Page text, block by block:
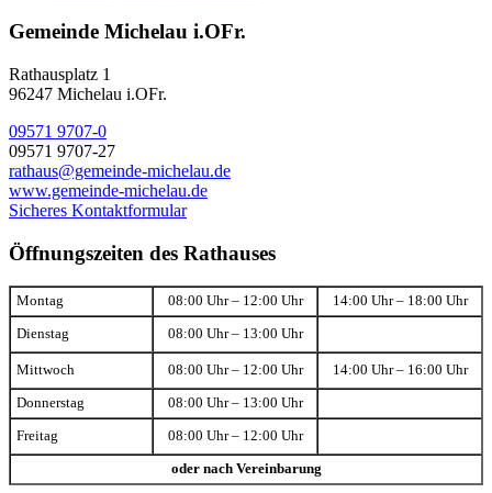
Gemeinde Michelau i.OFr.
Rathausplatz 1
96247 Michelau i.OFr.
09571 9707-0
09571 9707-27
rathaus@gemeinde-michelau.de
www.gemeinde-michelau.de
Sicheres Kontaktformular
Öffnungszeiten des Rathauses
Montag 08:00 Uhr – 12:00 Uhr 14:00 Uhr – 18:00 Uhr
Dienstag 08:00 Uhr – 13:00 Uhr
Mittwoch 08:00 Uhr – 12:00 Uhr 14:00 Uhr – 16:00 Uhr
Donnerstag 08:00 Uhr – 13:00 Uhr
Freitag 08:00 Uhr – 12:00 Uhr
oder nach Vereinbarung